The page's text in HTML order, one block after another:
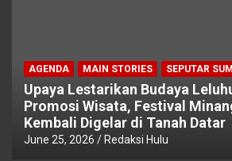
AGENDA MAIN STORIES SEPUTAR
Upaya Lestarikan Budaya
Promosi Wisata, Festival
Kembali Digelar di Tanah Datar
June 25, 2026 Redaksi Hulu